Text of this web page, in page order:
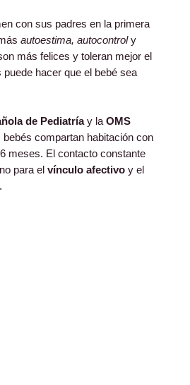
con sus padres en la primera
autoestima, autocontroly
más felices y toleran mejor el
hacer que el bebé sea
de Pediatríay la OMS
bebés compartan habitación con
meses. El contacto constante
para el vínculo afectivo y el
.